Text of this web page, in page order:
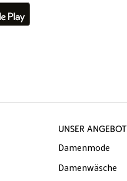
UNSER ANGEBOT
Damenmode
Damenwäsche